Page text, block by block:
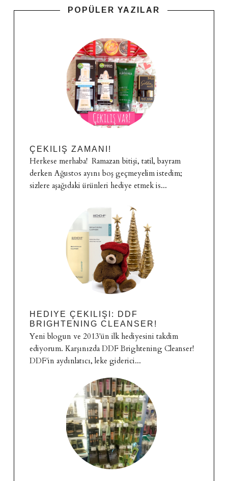
POPÜLER YAZILAR
ÇEKILIŞ ZAMANI!
Herkese merhaba! Ramazan bitişi, tatil, bayram
derken Ağustos ayını boş geçmeyelim istedim;
sizlere aşağıdaki ürünleri hediye etmek is...
HEDIYE ÇEKILIŞI: DDF
BRIGHTENING CLEANSER!
Yeni blogun ve 2013'ün ilk hediyesini takdim
ediyorum. Karşınızda DDF Brightening Cleanser!
DDF'in aydınlatıcı, leke giderici...